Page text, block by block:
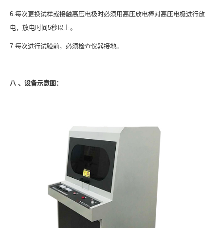
6.每次更换试样或接触高压电极时必须用高压放电棒对高压电极进行放
电，放电时间5秒以上。
7.每次进行试验前，必须检查仪器接地。
八 、设备示意图：